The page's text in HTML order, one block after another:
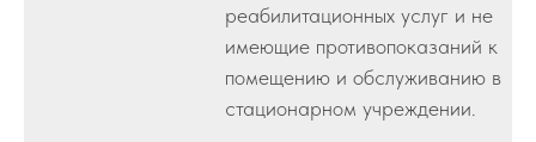
реабилитационных услуг и не
имеющие противопоказаний к
помещению и обслуживанию в
стационарном учреждении.